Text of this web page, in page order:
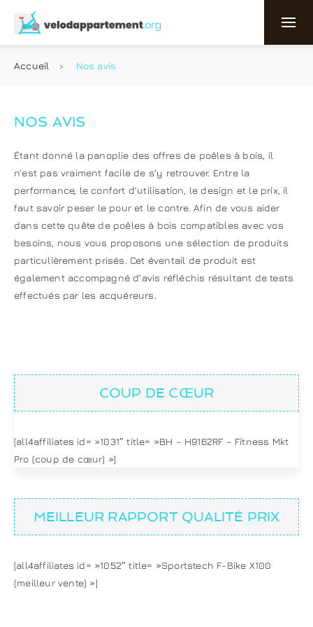
Accueil Nos avis
NOS AVIS
Étant donné la panoplie des offres de poêles à bois, il
n’est pas vraiment facile de s’y retrouver. Entre la
performance, le confort d’utilisation, le design et le prix, il
faut savoir peser le pour et le contre. Afin de vous aider
dans cette quête de poêles à bois compatibles avec vos
besoins, nous vous proposons une sélection de produits
particulièrement prisés. Cet éventail de produit est
également accompagné d’avis réfléchis résultant de tests
effectués par les acquéreurs.
COUP DE CŒUR
[all4affiliates id= »1031″ title= »BH – H9162RF – Fitness Mkt
Pro (coup de cœur) »]
MEILLEUR RAPPORT QUALITÉ PRIX
[all4affiliates id= »1052″ title= »Sportstech F-Bike X100
(meilleur vente) »]